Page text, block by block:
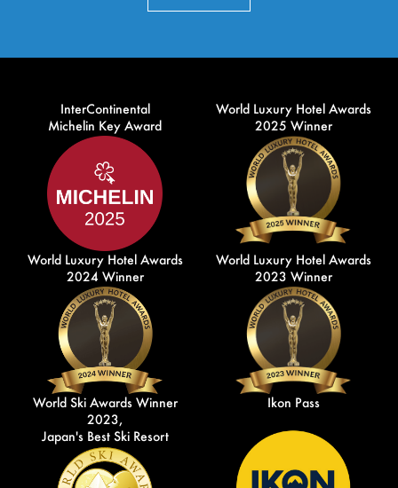
InterContinental
Michelin Key Award
World Luxury Hotel Awards
2025 Winner
World Luxury Hotel Awards
2024 Winner
World Luxury Hotel Awards
2023 Winner
World Ski Awards Winner
2023,
Japan's Best Ski Resort
Ikon Pass